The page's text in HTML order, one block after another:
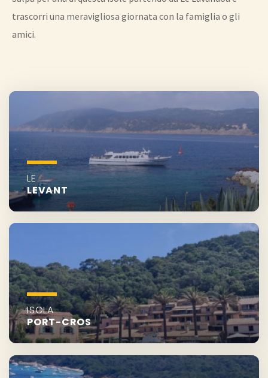
trascorri una meravigliosa giornata con la famiglia o gli
amici.
LE
LEVANT
ISOLA
PORT-CROS